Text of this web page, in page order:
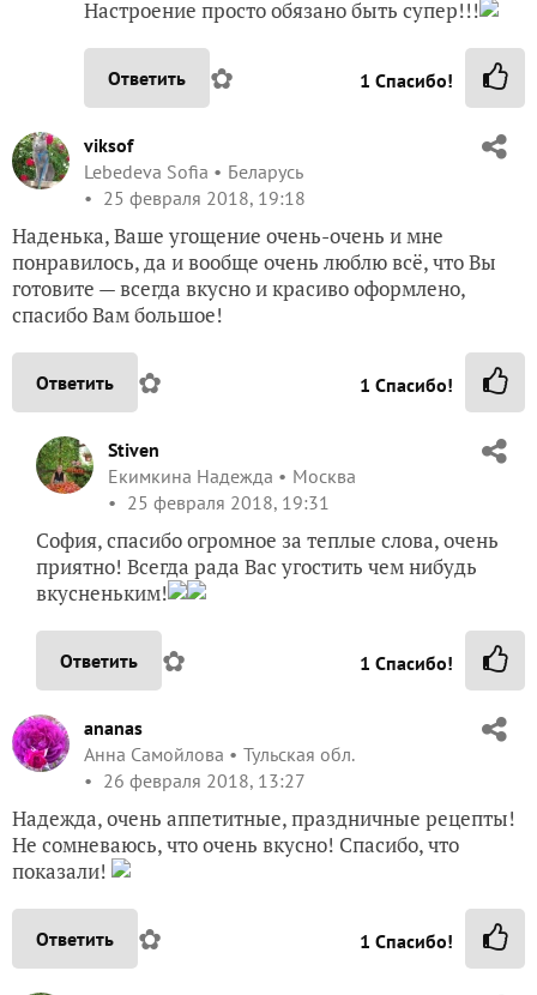
Настроение просто обязано быть супер!!!
Ответить ✿ 1 Спасибо!
viksof
Lebedeva Sofia
Беларусь
25 февраля 2018, 19:18
Наденька, Ваше угощение очень-очень и мне
понравилось, да и вообще очень люблю всё, что Вы
готовите — всегда вкусно и красиво оформлено,
спасибо Вам большое!
Ответить ✿ 1 Спасибо!
Stiven
Екимкина Надежда
Москва
25 февраля 2018, 19:31
София, спасибо огромное за теплые слова, очень
приятно! Всегда рада Вас угостить чем нибудь
вкусненьким!
Ответить ✿ 1 Спасибо!
ananas
Анна Самойлова
Тульская обл.
26 февраля 2018, 13:27
Надежда, очень аппетитные, праздничные рецепты!
Не сомневаюсь, что очень вкусно! Спасибо, что
показали!
Ответить ✿ 1 Спасибо!